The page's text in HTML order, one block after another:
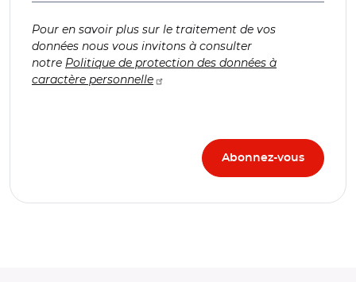
Pour en savoir plus sur le traitement de vos
données nous vous invitons à consulter
notre Politique de protection des données à
caractère personnelle